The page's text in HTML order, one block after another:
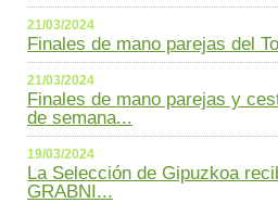
21/03/2024
Finales de mano parejas del
21/03/2024
Finales de mano parejas y
de semana...
19/03/2024
La Selección de Gipuzkoa
GRABNI...